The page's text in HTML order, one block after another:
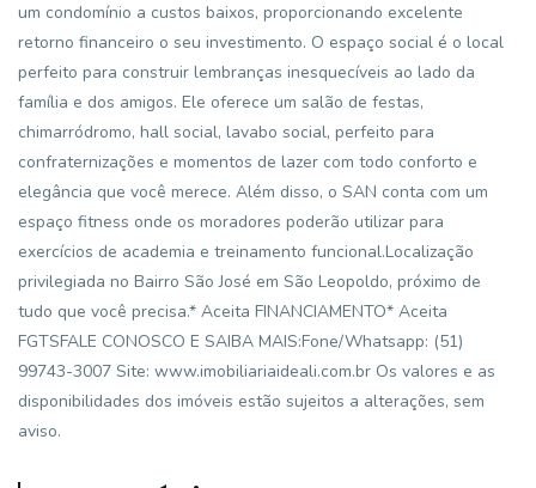
um condomínio a custos baixos, proporcionando excelente
retorno financeiro o seu investimento. O espaço social é o local
perfeito para construir lembranças inesquecíveis ao lado da
família e dos amigos. Ele oferece um salão de festas,
chimarródromo, hall social, lavabo social, perfeito para
confraternizações e momentos de lazer com todo conforto e
elegância que você merece. Além disso, o SAN conta com um
espaço fitness onde os moradores poderão utilizar para
exercícios de academia e treinamento funcional.Localização
privilegiada no Bairro São José em São Leopoldo, próximo de
tudo que você precisa.* Aceita FINANCIAMENTO* Aceita
FGTSFALE CONOSCO E SAIBA MAIS:Fone/Whatsapp: (51)
99743-3007 Site: www.imobiliariaideali.com.br Os valores e as
disponibilidades dos imóveis estão sujeitos a alterações, sem
aviso.